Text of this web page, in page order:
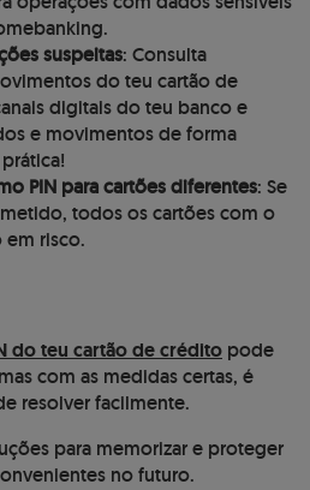
suspeitas: Consulta
do teu cartão de
digitais do teu banco e
e movimentos de forma
PIN para cartões diferentes: Se
todos os cartões com o
em risco.
do teu cartão de crédito pode
com as medidas certas, é
resolver facilmente.
para memorizar e proteger
no futuro.